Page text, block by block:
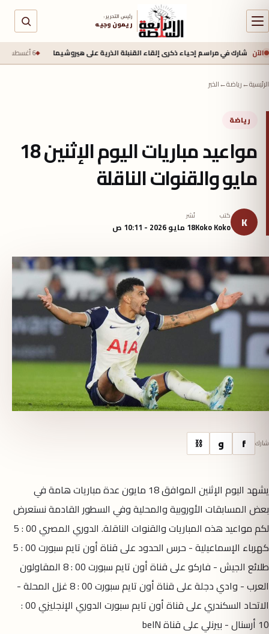
رئيس التحرير :
ريمون وجيه
الآن
في مراسم إحياء ذكرى إلقاء القنبلة الذرية على هيروشيما 6 أغسطس 2026 - 6:50 ص
الرئيسية←رياضة←الخبر
رياضة
مواعيد مباريات اليوم الإثنين 18
مايو والقنوات الناقلة
K كتب
Koko Koko
نُشر
18 مايو 2026 - 10:11 ص
شارك f و ⛓
يشهد اليوم الإثنين الموافق 18 مايون عدة مباريات هامة في
بعض المسابقات الأوروبية والمحلية وفي السطور القادمة نستعرض
لكم مواعيد هذه المباريات والقنوات الناقلة. الدوري المصري
00 : 5
كهرباء الإسماعيلية - حرس الحدود على قناة أون تايم سبورت 00 : 5
طلائع الجيش - فاركو على قناة أون تايم سبورت 00 : 8 المقاولون
العرب - وادي دجلة على قناة أون تايم سبورت 00 : 8 غزل المحلة -
الاتحاد السكندري على قناة أون تايم سبورت الدوري الإنجليزي
00 :
10 أرسنال - بيرنلي على قناة beIN